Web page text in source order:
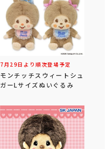
7月29日より順次登場予定
モンチッチスウィートシュ
ガーLサイズぬいぐるみ